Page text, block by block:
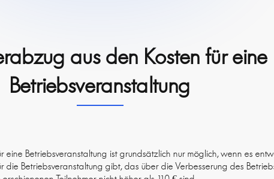
aus den Kosten für eine
Betriebsveranstaltung
eine Betriebsveranstaltung ist grundsätzlich nur möglich, wenn es
die Betriebsveranstaltung gibt, das über die Verbesserung des